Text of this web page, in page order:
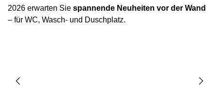
2026 erwarten Sie spannende Neuheiten vor der Wand
– für WC, Wasch- und Duschplatz.